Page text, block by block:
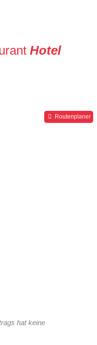
Hotel
Routenplaner
hat keine